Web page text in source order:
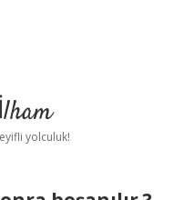
yolculuk!